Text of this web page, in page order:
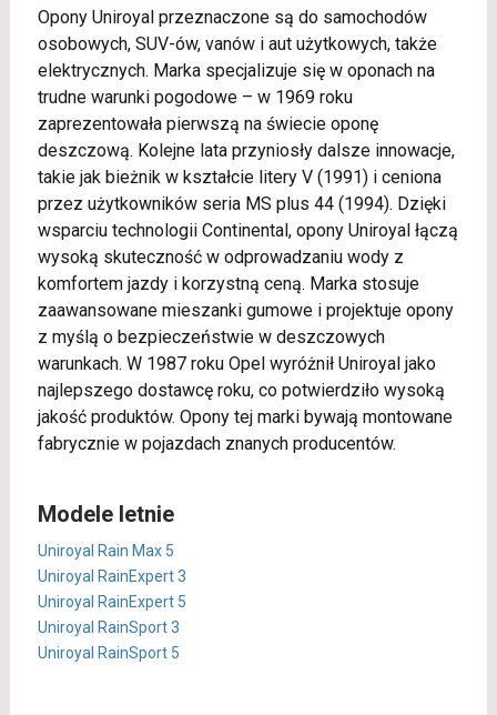
Opony Uniroyal przeznaczone są do samochodów
osobowych, SUV-ów, vanów i aut użytkowych, także
elektrycznych. Marka specjalizuje się w oponach na
trudne warunki pogodowe – w 1969 roku
zaprezentowała pierwszą na świecie oponę
deszczową. Kolejne lata przyniosły dalsze innowacje,
takie jak bieżnik w kształcie litery V (1991) i ceniona
przez użytkowników seria MS plus 44 (1994). Dzięki
wsparciu technologii Continental, opony Uniroyal łączą
wysoką skuteczność w odprowadzaniu wody z
komfortem jazdy i korzystną ceną. Marka stosuje
zaawansowane mieszanki gumowe i projektuje opony
z myślą o bezpieczeństwie w deszczowych
warunkach. W 1987 roku Opel wyróżnił Uniroyal jako
najlepszego dostawcę roku, co potwierdziło wysoką
jakość produktów. Opony tej marki bywają montowane
fabrycznie w pojazdach znanych producentów.
Modele letnie
Uniroyal Rain Max 5
Uniroyal RainExpert 3
Uniroyal RainExpert 5
Uniroyal RainSport 3
Uniroyal RainSport 5